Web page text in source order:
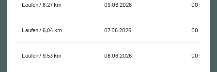
Laufen / 6,27 km 09.06.2026 00:33:48
Laufen / 6,84 km 07.06.2026 00:42:20
Laufen / 9,53 km 06.06.2026 00:59:05